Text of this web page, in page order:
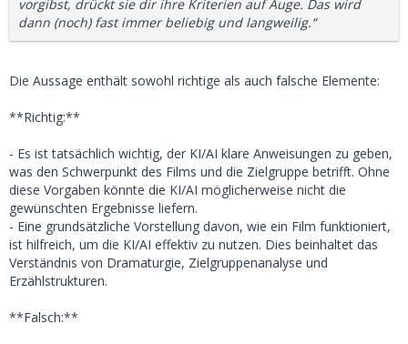
vorgibst, drückt sie dir ihre Kriterien auf Auge. Das wird
dann (noch) fast immer beliebig und langweilig.“
Die Aussage enthält sowohl richtige als auch falsche Elemente:
**Richtig:**
- Es ist tatsächlich wichtig, der KI/AI klare Anweisungen zu geben,
was den Schwerpunkt des Films und die Zielgruppe betrifft. Ohne
diese Vorgaben könnte die KI/AI möglicherweise nicht die
gewünschten Ergebnisse liefern.
- Eine grundsätzliche Vorstellung davon, wie ein Film funktioniert,
ist hilfreich, um die KI/AI effektiv zu nutzen. Dies beinhaltet das
Verständnis von Dramaturgie, Zielgruppenanalyse und
Erzählstrukturen.
**Falsch:**